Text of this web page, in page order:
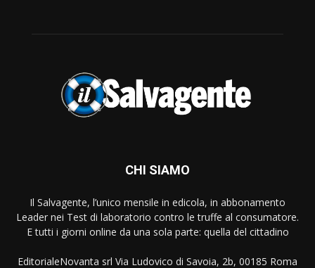
CHI SIAMO
Il Salvagente, l’unico mensile in edicola, in abbonamento
Leader nei Test di laboratorio contro le truffe al consumatore.
E tutti i giorni online da una sola parte: quella del cittadino
EditorialeNovanta srl Via Ludovico di Savoia, 2b, 00185 Roma